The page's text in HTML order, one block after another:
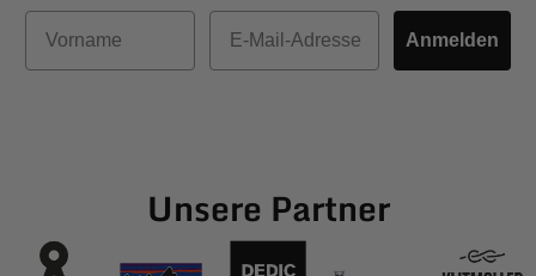
Vorname
E-Mail
Anmelden
Unsere Partner